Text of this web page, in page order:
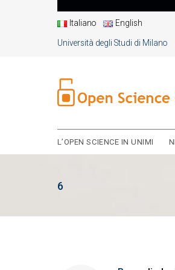
Università degli Studi di Milano
Italiano English
L’OPEN SCIENCE IN UNIMI
6